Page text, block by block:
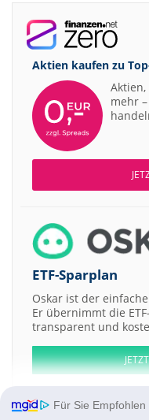
Aktien kaufen zu
Aktien,
mehr
ETF-Sparplan
Oskar ist der
Er übernimmt die
transparent und
Für Sie Empfohlen